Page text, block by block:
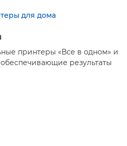
принтеры «Все в одном» и
результаты